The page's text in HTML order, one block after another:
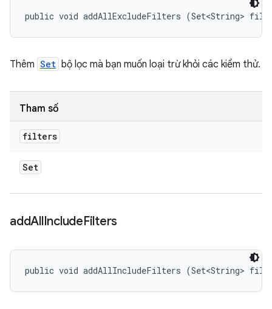
public void addAllExcludeFilters (Set<String>
Thêm Set bộ lọc mà bạn muốn loại trừ khỏi các kiểm thử.
Tham số
filters
Set
addAllIncludeFilters
public void addAllIncludeFilters (Set<String>